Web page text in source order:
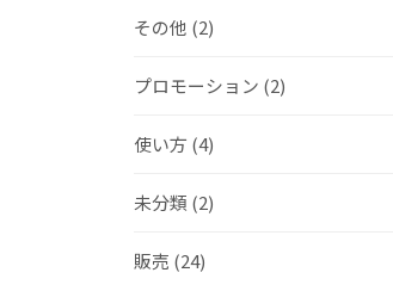
その他 (2)
プロモーション (2)
使い方 (4)
未分類 (2)
販売 (24)